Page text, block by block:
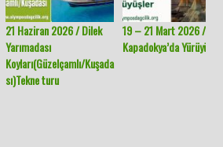
21 Haziran 2026 / Dilek
Yarımadası
Koyları(Güzelçamlı/Kuşada
sı)Tekne turu
19 – 21 Mart 2026 /
Kapadokya’da Yürüyüşler